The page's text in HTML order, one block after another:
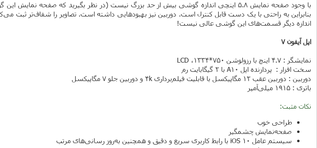
بنابراین به راحتی با یک دست قابل کنترل است. دوربین نیز بهبودهایی داشته است. تصاویر را شفاف‌تر
اندازه دیگر قسمت‌های این گوشی عالی نیست!
اپل آیفون 7
نمایشگر :
سخت افزار : پردازنده اپل A10 با 2 گیگابایت رم
دوربین : دوربین عقب 12 مگاپیکسل با قابلیت فیلم‌برداری 4k و دوربین جلو 7 مگاپیکسل
باتری :
نکات مثبت:
طراحی خوب
صفحه‌نمایش چشمگیر
سیستم عامل iOS 10 با رابط کاربری سریع و دقیق و همچنین به‌روز رسانی‌های مرتب